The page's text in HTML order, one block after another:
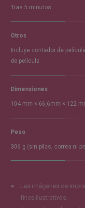
Tras 5 minutos
Otros
Incluye contador de
de película
Dimensiones
104 mm × 66,6mm × 122
Peso
306 g (sin pilas, correa ni
Las imágenes de
fines ilustrativos.